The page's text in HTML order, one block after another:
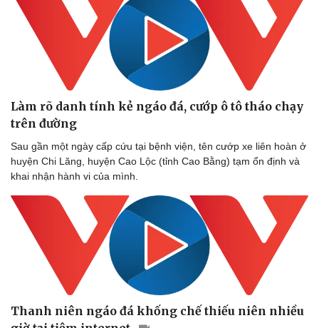
Làm rõ danh tính kẻ ngáo đá, cướp ô tô tháo chạy
trên đường
Sau gần một ngày cấp cứu tại bệnh viện, tên cướp xe liên hoàn ở
huyện Chi Lăng, huyện Cao Lộc (tỉnh Cao Bằng) tạm ổn định và
khai nhận hành vi của mình.
Thanh niên ngáo đá khống chế thiếu niên nhiều